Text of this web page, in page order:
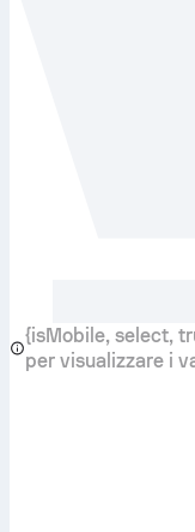
{isMobile, select,
per visualizzare i